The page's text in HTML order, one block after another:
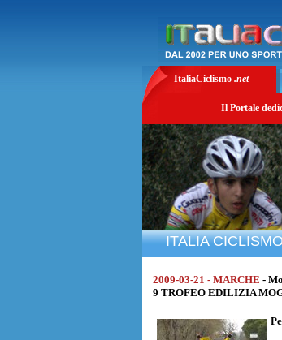
ItaliaCiclismo .net
Il Portale
ITALIA
2009-03-21 - MARCHE -
9 TROFEO EDILIZIA